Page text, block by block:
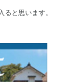
と思います。